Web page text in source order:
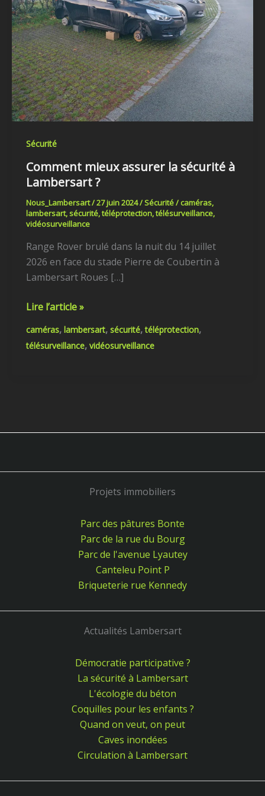
Sécurité
Comment mieux assurer la sécurité à
Lambersart ?
Nous_Lambersart/27 juin 2024/Sécurité/ caméras,
lambersart,sécurité,téléprotection,télésurveillance,
vidéosurveillance
Range Rover brulé dans la nuit du 14 juillet
2026 en face du stade Pierre de Coubertin à
Lambersart Roues […]
sécurité
à
Lambersart
?
Lire l’article »
caméras, lambersart, sécurité,téléprotection,
télésurveillance, vidéosurveillance
Projets immobiliers
Parc des pâtures Bonte
Parc de la rue du Bourg
Parc de l'avenue Lyautey
Canteleu Point P
Briqueterie rue Kennedy
Actualités Lambersart
Démocratie participative ?
La sécurité à Lambersart
L'écologie du béton
Coquilles pour les enfants ?
Quand on veut, on peut
Caves inondées
Circulation à Lambersart